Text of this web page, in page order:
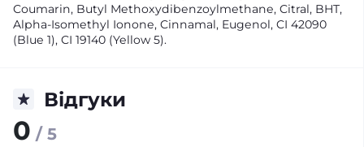
Coumarin, Butyl Methoxydibenzoylmethane, Citral, BHT,
Alpha-Isomethyl Ionone, Cinnamal, Eugenol, CI 42090
(Blue 1), CI 19140 (Yellow 5).
Відгуки
0 / 5